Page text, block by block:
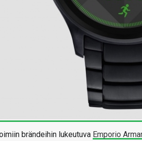
brändeihin lukeutuva Emporio